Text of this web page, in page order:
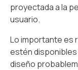
proyectada a la
usuario.
Lo importante es
estén disponibles
diseño